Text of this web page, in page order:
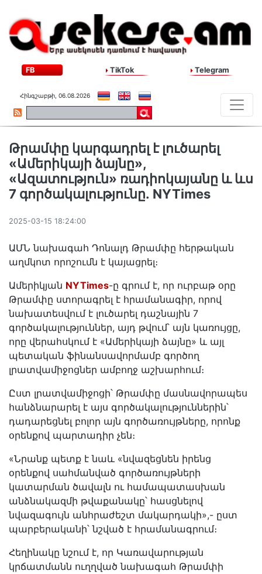
FB TikTok Telegram
Հինգշաբթի, 06.08.2026
Թրամփը կարգադրել է լուծարել
«Ամերիկայի ձայնը»,
«Ազատություն» ռադիոկայանը և ևս
7 գործակալությունը․ NYTimes
2025-03-15 18:24:00
ԱՄՆ նախագահ Դոնալդ Թրամփը հերթական
աղմկոտ որոշումն է կայացրել։
Ամերիկյան NYTimes-ը գրում է, որ ուրբաթ օրը
Թրամփը ստորագրել է հրամանագիր, որով
նախատեսվում է լուծարել դաշնային 7
գործակալություններ, այդ թվում՝ այն կառույցը,
որը վերահսկում է «Ամերիկայի ձայնը» և այլ
պետական ֆինանսավորմամբ գործող
լրատվամիջոցներ ամբողջ աշխարհում։
Ըստ լրատվամիջոցի՝ Թրամփը մասնավորապես
հանձնարարել է այս գործակալություններին՝
դադարեցնել բոլոր այն գործառույթները, որոնք
օրենքով պարտադիր չեն։
«Նրանք պետք է նաև «նվազեցնեն իրենց
օրենքով սահմանված գործառույթների
կատարման ծավալն ու համապատասխան
անձնակազմի թվաքանակը՝ հասցնելով
նվազագույն անհրաժեշտ մակարդակի»,- ըստ
պարբերականի՝ նշված է հրամանագրում։
Հեղինակը նշում է, որ Կառավարության
կրճատմանն ուղղված նախագահ Թրամփի